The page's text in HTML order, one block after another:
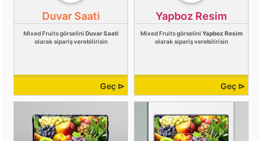
Duvar Saati
Mixed Fruits görselini Duvar Saati
olarak sipariş verebilirisin
Geç ⊳
Yapboz Resim
Mixed Fruits görselini Yapboz Resim
olarak sipariş verebilirisin
Geç ⊳